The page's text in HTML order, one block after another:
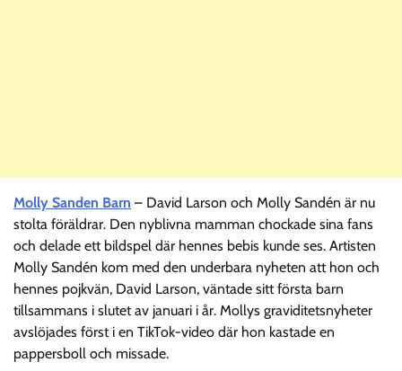
Molly Sanden Barn – David Larson och Molly Sandén är nu
stolta föräldrar. Den nyblivna mamman chockade sina fans
och delade ett bildspel där hennes bebis kunde ses. Artisten
Molly Sandén kom med den underbara nyheten att hon och
hennes pojkvän, David Larson, väntade sitt första barn
tillsammans i slutet av januari i år. Mollys graviditetsnyheter
avslöjades först i en TikTok-video där hon kastade en
pappersboll och missade.